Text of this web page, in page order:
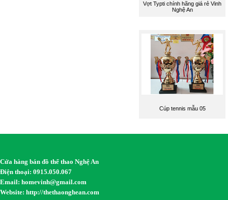
Vợt Typti chính hãng giá rẻ Vinh
Nghệ An
Cúp tennis mẫu 05
Cửa hàng bán đồ thể thao Nghệ An
Điện thoại: 0915.050.067
Email: homevinh@gmail.com
Website: http://thethaonghean.com